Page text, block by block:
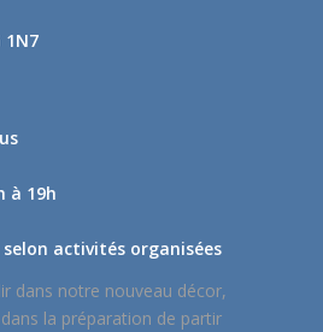
1N7
à 19h
selon activités organisées
dans notre nouveau décor,
la préparation de partir